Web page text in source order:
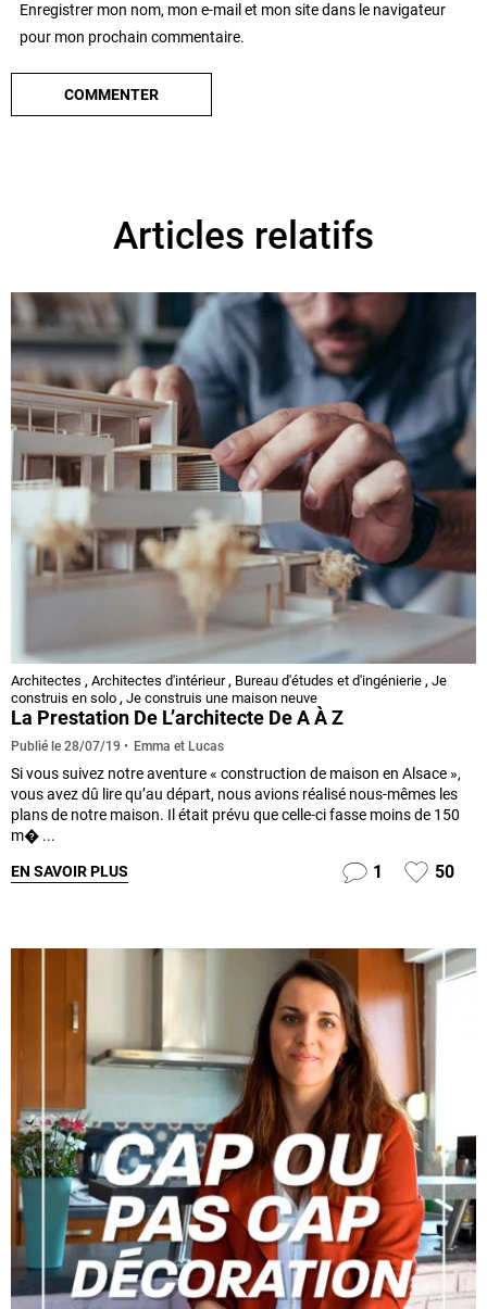
Enregistrer mon nom, mon e-mail et mon site dans le navigateur
pour mon prochain commentaire.
Articles relatifs
Architectes , Architectes d'intérieur, Bureau d'études et d'ingénierie , Je
construis en solo , Je construis une maison neuve
La Prestation De L’architecte De A À Z
Publié le 28/07/19 Emma et Lucas
Si vous suivez notre aventure « construction de maison en Alsace »,
vous avez dû lire qu’au départ, nous avions réalisé nous-mêmes les
plans de notre maison. Il était prévu que celle-ci fasse moins de 150
m� ...
EN SAVOIR PLUS 1 50